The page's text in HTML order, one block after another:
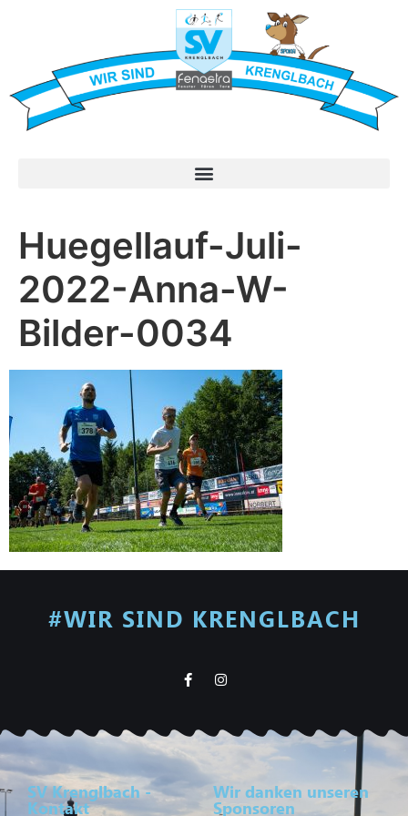
Huegellauf-Juli-
2022-Anna-W-
Bilder-0034
#WIR SIND KRENGLBACH
SV Krenglbach -
Kontakt
Wir danken unseren
Sponsoren